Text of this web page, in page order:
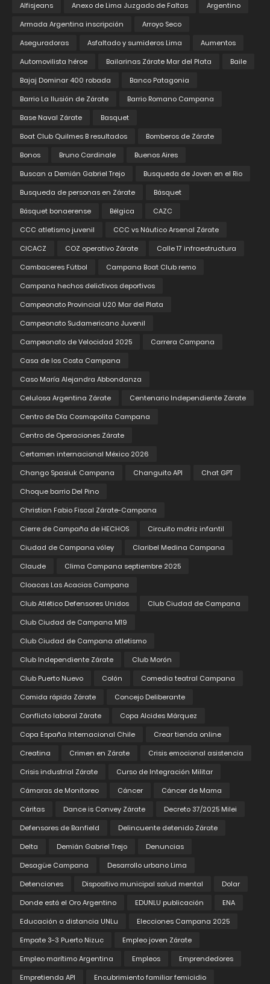
Alfisjeans
Anexo de Lima Juzgado de Faltas
Argentino
Armada Argentina inscripción
Arroyo Seco
Aseguradoras
Asfaltado y sumideros Lima
Aumentos
Automovilista héroe
Bailarinas Zárate Mar del Plata
Baile
Bajaj Dominar 400 robada
Banco Patagonia
Barrio La Ilusión de Zárate
Barrio Romano Campana
Base Naval Zárate
Basquet
Boat Club Quilmes B resultados
Bomberos de Zárate
Bonos
Bruno Cardinale
Buenos Aires
Buscan a Demián Gabriel Trejo
Busqueda de Joven en el Rio
Busqueda de personas en Zárate
Básquet
Básquet bonaerense
Bélgica
CAZC
CCC atletismo juvenil
CCC vs Náutico Arsenal Zárate
CICACZ
COZ operativo Zárate
Calle 17 infraestructura
Cambaceres Fútbol
Campana Boat Club remo
Campana hechos delictivos deportivos
Campeonato Provincial U20 Mar del Plata
Campeonato Sudamericano Juvenil
Campeonato de Velocidad 2025
Carrera Campana
Casa de los Costa Campana
Caso María Alejandra Abbondanza
Celulosa Argentina Zárate
Centenario Independiente Zárate
Centro de Día Cosmopolita Campana
Centro de Operaciones Zárate
Certamen internacional México 2026
Chango Spasiuk Campana
Changuito API
Chat GPT
Choque barrio Del Pino
Christian Fabio Fiscal Zárate-Campana
Cierre de Campaña de HECHOS
Circuito motriz infantil
Ciudad de Campana vóley
Claribel Medina Campana
Claude
Clima Campana septiembre 2025
Cloacas Las Acacias Campana
Club Atlético Defensores Unidos
Club Ciudad de Campana
Club Ciudad de Campana M19
Club Ciudad de Campana atletismo
Club Independiente Zárate
Club Morón
Club Puerto Nuevo
Colón
Comedia teatral Campana
Comida rápida Zárate
Concejo Deliberante
Conflicto laboral Zárate
Copa Alcides Márquez
Copa España Internacional Chile
Crear tienda online
Creatina
Crimen en Zárate
Crisis emocional asistencia
Crisis industrial Zárate
Curso de Integración Militar
Cámaras de Monitoreo
Cáncer
Cáncer de Mama
Cáritas
Dance is Convey Zárate
Decreto 37/2025 Milei
Defensores de Banfield
Delincuente detenido Zárate
Delta
Demián Gabriel Trejo
Denuncias
Desagüe Campana
Desarrollo urbano Lima
Detenciones
Dispositivo municipal salud mental
Dolar
Donde está el Oro Argentino
EDUNLU publicación
ENA
Educación a distancia UNLu
Elecciones Campana 2025
Empate 3-3 Puerto Nizuc
Empleo joven Zárate
Empleo marítimo Argentina
Empleos
Emprendedores
Empretienda API
Encubrimiento familiar femicidio